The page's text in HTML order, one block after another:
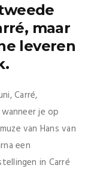
maar
leveren
Carré,
je op
van Hans van
een
in Carré